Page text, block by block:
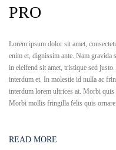
PRO
Lorem ipsum dolor sit amet,
enim et, dignissim ante. Nam
in eleifend sit amet, tristique sed
interdum et. In molestie id nulla ac
interdum lorem ultrices at. Morbi quis
Morbi mollis fringilla felis quis ornare.
READ MORE